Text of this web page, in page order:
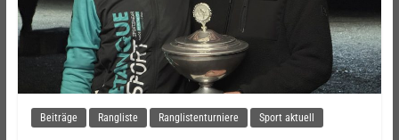
Beiträge Rangliste Ranglistenturniere Sport aktuell